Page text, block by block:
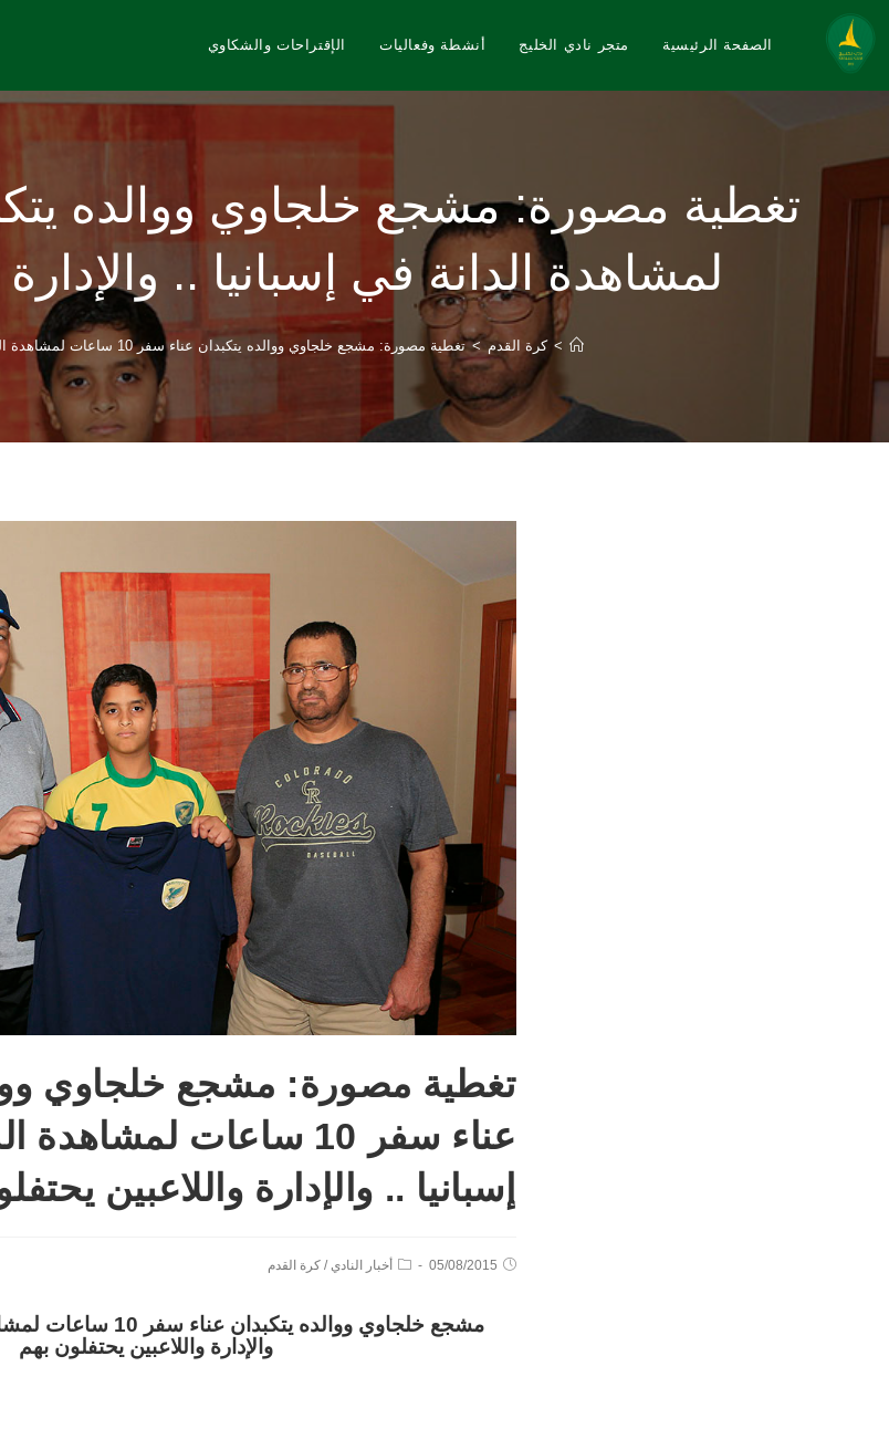
الصفحة الرئيسية متجر نادي الخليج أنشطة وفعاليات الإقتراحات والشكاوي
لمشاهدة الدانة في إسبانيا ..
> كرة القدم > تغطية مصورة: مشجع خلجاوي ووالده يتكبدان عناء سفر 10 ساعات لمشاهدة الدانة في إسبانيا .. والإدارة واللاعبين يحتفلون بهم
تغطية مصورة: مشجع خلجاوي
عناء سفر 10 ساعات
إسبانيا .. والإدارة واللاعبين
05/08/2015 أخبار النادي / كرة القدم
مشجع خلجاوي ووالده
والإدارة واللاعبين يحتفلون بهم